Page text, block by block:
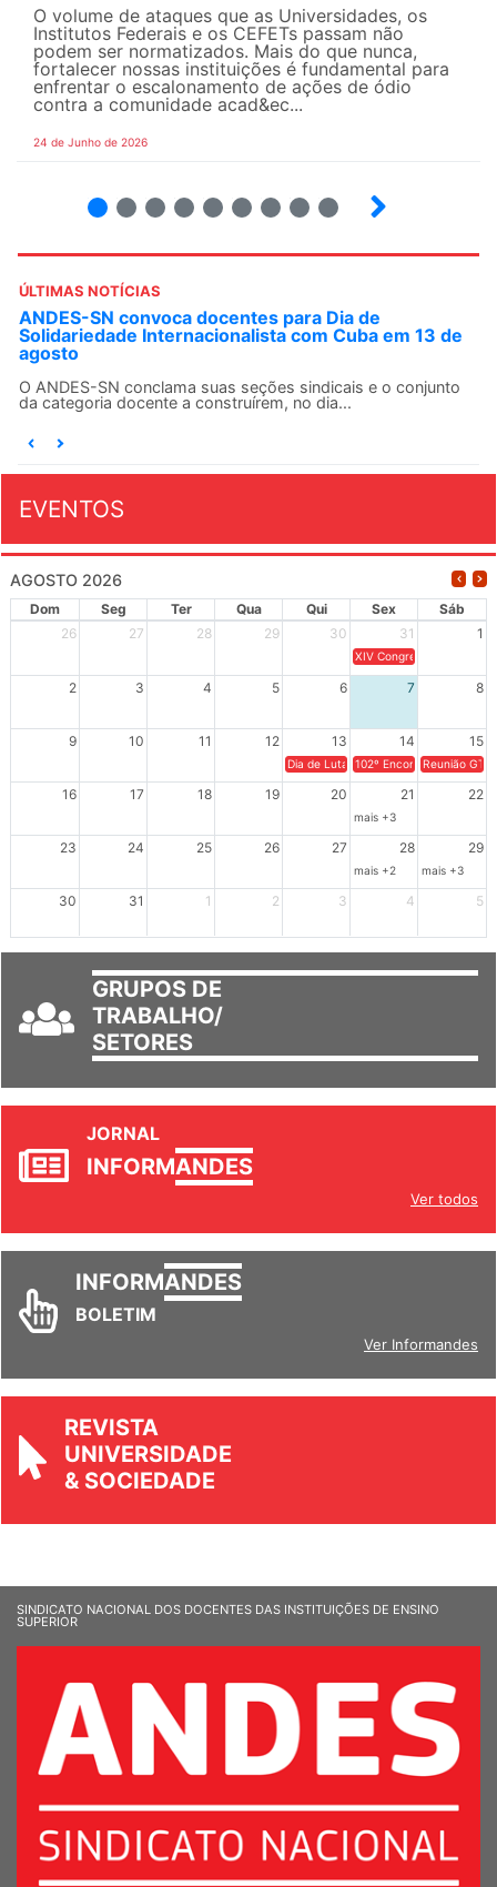
O volume de ataques que as Universidades, os
Institutos Federais e os CEFETs passam não
podem ser normatizados. Mais do que nunca,
fortalecer nossas instituições é fundamental para
enfrentar o escalonamento de ações de ódio
contra a comunidade acad&ec...
24 de Junho de 2026
ÚLTIMAS NOTÍCIAS
ANDES-SN convoca docentes para Dia de
Solidariedade Internacionalista com Cuba em 13 de
agosto
O ANDES-SN conclama suas seções sindicais e o conjunto
da categoria docente a construírem, no dia...
EVENTOS
AGOSTO 2026
Dom Seg Ter Qua Qui Sex
Sáb
26
27 28 29 30 31 1
XIV Congresso Brasileiro
2 3 4 5 6 7 8
9 10 11 12 13 14 15
Dia de Luta em Defesa de Cuba e da
102º Encontro da
Reunião
16 17 18 19 20 21 22
mais +3
23 24 25 26 27 28 29
mais +2 mais +3
30 31 1 2 3 4 5
GRUPOS DE
TRABALHO/
SETORES
JORNAL
INFORMANDES
Ver todos
INFORMANDES
BOLETIM
Ver Informandes
REVISTA
UNIVERSIDADE
& SOCIEDADE
SINDICATO NACIONAL DOS DOCENTES DAS INSTITUIÇÕES DE ENSINO
SUPERIOR